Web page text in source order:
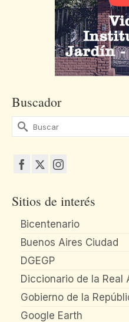
Buscador
Buscar
por:
Sitios de interés
Bicentenario
Buenos Aires Ciudad
DGEGP
Diccionario de la Real
Gobierno de la
Google Earth